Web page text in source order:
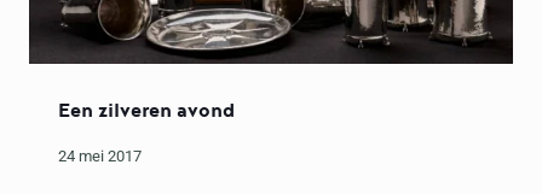
Een zilveren avond
24 mei 2017